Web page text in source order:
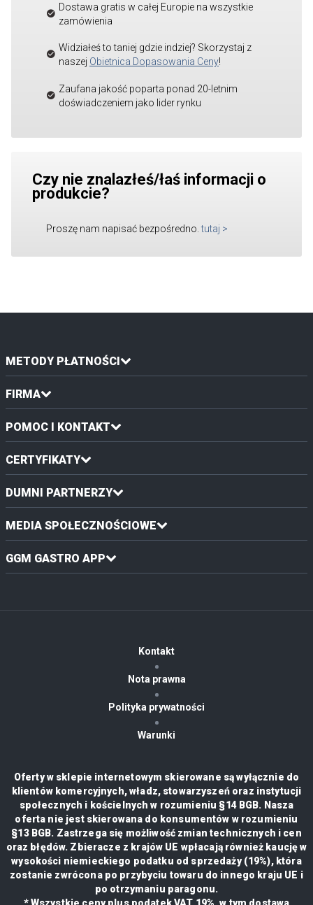
Dostawa gratis w całej Europie na wszystkie
zamówienia
Widziałeś to taniej gdzie indziej? Skorzystaj z
naszej Obietnica Dopasowania Ceny!
Zaufana jakość poparta ponad 20-letnim
doświadczeniem jako lider rynku
Czy nie znalazłeś/łaś informacji o
produkcie?
Proszę nam napisać bezpośredno. tutaj >
METODY PŁATNOŚCI
FIRMA
POMOC I KONTAKT
CERTYFIKATY
DUMNI PARTNERZY
MEDIA SPOŁECZNOŚCIOWE
GGM GASTRO APP
Kontakt
Nota prawna
Polityka prywatności
Warunki
Oferty w sklepie internetowym skierowane są wyłącznie do
klientów komercyjnych, władz, stowarzyszeń oraz instytucji
społecznych i kościelnych w rozumieniu §14 BGB. Nasza
oferta nie jest skierowana do konsumentów w rozumieniu
§13 BGB. Zastrzega się możliwość zmian technicznych i cen
oraz błędów. Zbieracze z krajów UE wpłacają również kaucję w
wysokości niemieckiego podatku od sprzedaży (19%), która
zostanie zwrócona po przybyciu towaru do innego kraju UE i
po otrzymaniu paragonu.